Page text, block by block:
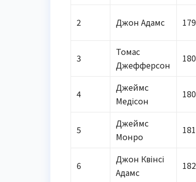
2 Джон Адамс
3
Томас
Джефферсон
4
Джеймс
Медісон
5
Джеймс
Монро
6
Джон Квінсі
Адамс